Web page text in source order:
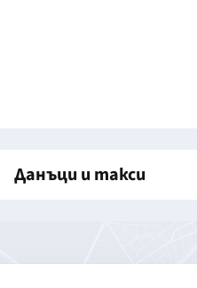
Данъци и такси